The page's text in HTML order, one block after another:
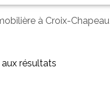
à Croix-Chapeau
résultats